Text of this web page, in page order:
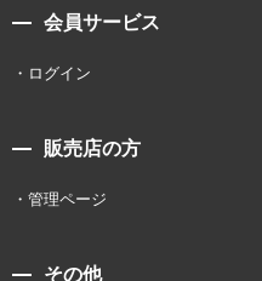
会員サービス
ログイン
販売店の方
管理ページ
その他